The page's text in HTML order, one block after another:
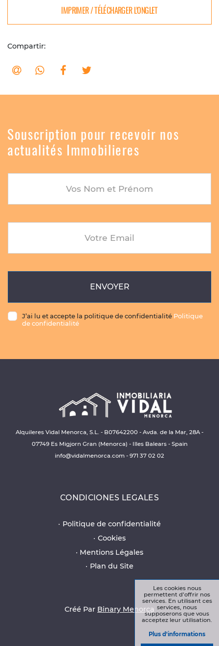
IMPRIMER / TÉLÉCHARGER L’ONGLET
Compartir:
Souscription pour recevoir nos
actualités Immobilieres
Vos Nom et Prénom
Votre Email
ENVOYER
J’ai lu et accepte la politique de confidentialité Politique
de confidentialité
Alquileres Vidal Menorca, S.L. - B07642200 - Avda. de la Mar, 28A -
07749 Es Migjorn Gran (Menorca) - Illes Balears - Spain
info@vidalmenorca.com - 971 37 02 02
CONDICIONES LEGALES
Politique de confidentialité
Cookies
Mentions Légales
Plan du Site
Créé Par Binary Menorca
Les cookies nous
permettent d’offrir nos
services. En utilisant ces
services, nous
supposerons que vous
acceptez leur utilisation.
Plus d'informations